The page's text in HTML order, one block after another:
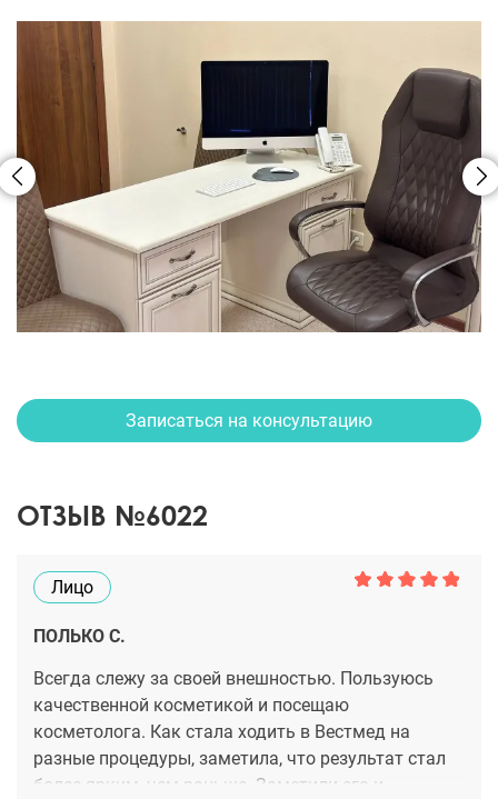
Записаться на консультацию
ОТЗЫВ №6022
Лицо
ПОЛЬКО С.
Всегда слежу за своей внешностью. Пользуюсь
качественной косметикой и посещаю
косметолога. Как стала ходить в Вестмед на
разные процедуры, заметила, что результат стал
более ярким, чем раньше. Заметили его и